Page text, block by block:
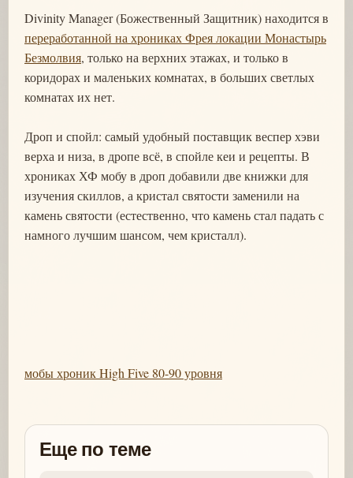
Divinity Manager (Божественный Защитник) находится в
переработанной на хрониках Фрея локации Монастырь
Безмолвия, только на верхних этажах, и только в
коридорах и маленьких комнатах, в больших светлых
комнатах их нет.
Дроп и спойл: самый удобный поставщик веспер хэви
верха и низа, в дропе всё, в спойле кеи и рецепты. В
хрониках ХФ мобу в дроп добавили две книжки для
изучения скиллов, а кристал святости заменили на
камень святости (естественно, что камень стал падать с
намного лучшим шансом, чем кристалл).
мобы хроник High Five 80-90 уровня
Еще по теме